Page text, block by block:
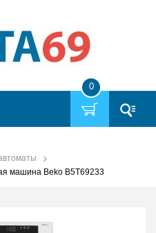
0
машина Beko B5T69233